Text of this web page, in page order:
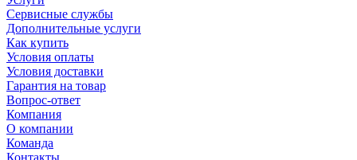
Сервисные службы
Дополнительные услуги
Как купить
Условия оплаты
Условия доставки
Гарантия на товар
Вопрос-ответ
Компания
О компании
Команда
Контакты